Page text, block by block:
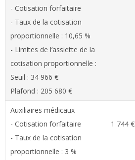
- Cotisation forfaitaire
- Taux de la cotisation
proportionnelle : 10,65 %
- Limites de l’assiette de la
cotisation proportionnelle :
Seuil : 34 966 €
Plafond : 205 680 €
Auxiliaires médicaux
- Cotisation forfaitaire
- Taux de la cotisation
proportionnelle : 3 %
1 744 €